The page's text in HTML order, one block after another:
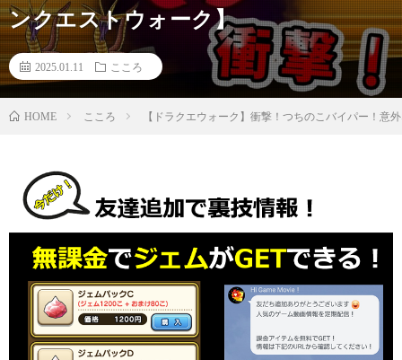
ンクエストウォーク】
2025.01.11 こころ
HOME こころ 【ドラクエウォーク】衝撃！つちのこバイパー！